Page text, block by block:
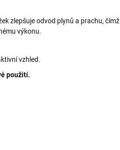
zlepšuje odvod plynů a prachu, čímž
výkonu.
vzhled.
použití.